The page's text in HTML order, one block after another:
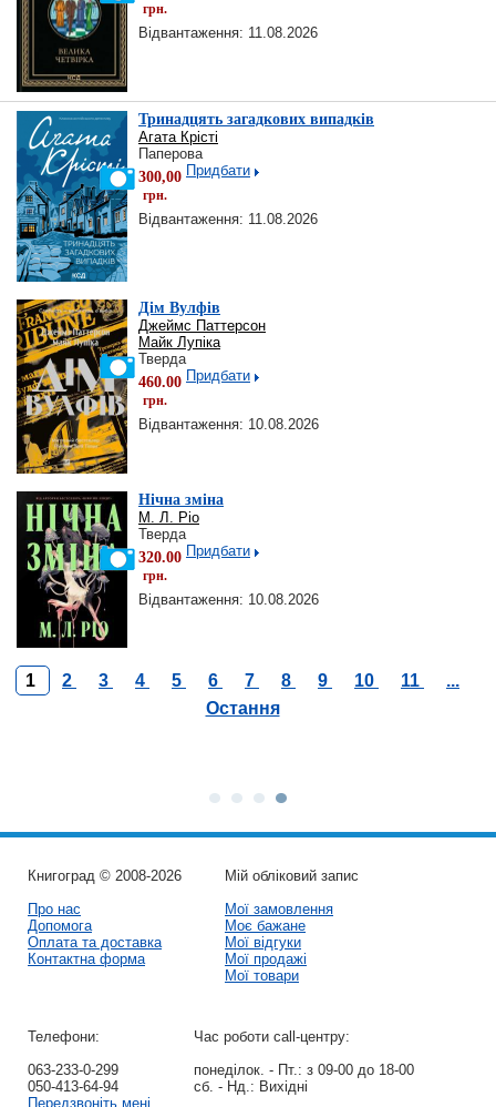
грн.
Відвантаження: 11.08.2026
Тринадцять загадкових випадків
Агата Крісті
Паперова
300,00
грн.
Придбати
Відвантаження: 11.08.2026
Дім Вулфів
Джеймс Паттерсон
Майк Лупіка
Тверда
460.00
грн.
Придбати
Відвантаження: 10.08.2026
Нічна зміна
М. Л. Ріо
Тверда
320.00
грн.
Придбати
Відвантаження: 10.08.2026
1 2 3 4 5 6 7 8 9 10 11
...
Остання
Книгоград © 2008-2026
Про нас
Допомога
Оплата та доставка
Контактна форма
Мій обліковий запис
Мої замовлення
Моє бажане
Мої відгуки
Мої продажі
Мої товари
Телефони:
063-233-0-299
050-413-64-94
Передзвоніть мені
Час роботи call-центру:
понеділок. - Пт.: з 09-00 до 18-00
сб. - Нд.: Вихідні